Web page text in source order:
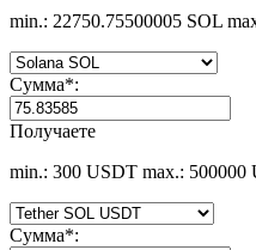
min.: 22750.75500005 SOL
Сумма*:
Получаете
min.: 300 USDT max.: 500000
Сумма*: